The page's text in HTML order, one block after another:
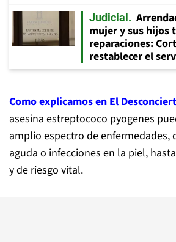
Judicial
mujer y sus hijos
reparaciones:
restablecer el
Como explicamos en El
asesina estreptococo pyogenes
amplio espectro de enfermedades,
aguda o infecciones en la piel,
y de riesgo vital.